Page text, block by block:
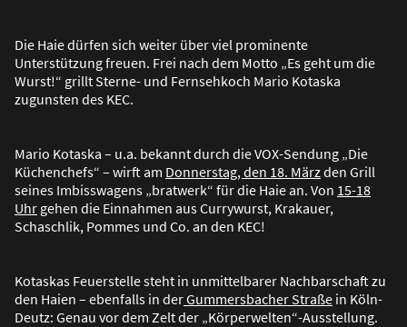
Die Haie dürfen sich weiter über viel prominente
Unterstützung freuen. Frei nach dem Motto „Es geht um die
Wurst!“ grillt Sterne- und Fernsehkoch Mario Kotaska
zugunsten des KEC.
Mario Kotaska – u.a. bekannt durch die VOX-Sendung „Die
Küchenchefs“ – wirft am Donnerstag, den 18. Märzden Grill
seines Imbisswagens „bratwerk“ für die Haie an. Von 15-18
Uhr gehen die Einnahmen aus Currywurst, Krakauer,
Schaschlik, Pommes und Co. an den KEC!
Kotaskas Feuerstelle steht in unmittelbarer Nachbarschaft zu
den Haien – ebenfalls in derGummersbacher Straße in Köln-
Deutz: Genau vor dem Zelt der „Körperwelten“-Ausstellung.